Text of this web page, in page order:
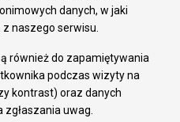
danych, w jaki
naszego serwisu.
również do zapamiętywania
podczas wizyty na
kontrast) oraz danych
uwag.